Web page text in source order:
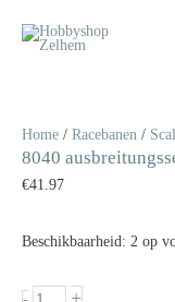
naar
Home / Racebanen /
8040
€41.97
Beschikbaarheid: 2 op
A
aantal